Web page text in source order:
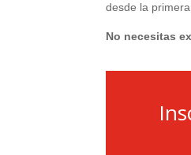
desde la
No necesitas